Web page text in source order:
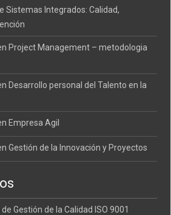
Sistemas Integrados: Calidad,
Project Management – metodologia
Desarrollo personal del Talento en la
Empresa Agil
Gestión de la Innovación y Proyectos
Gestión de la Calidad ISO 9001